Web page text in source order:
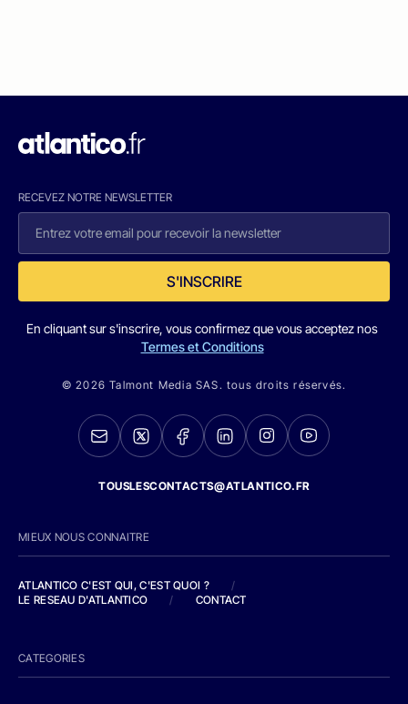
RECEVEZ NOTRE NEWSLETTER
S'INSCRIRE
En cliquant sur s'inscrire, vous confirmez que vous acceptez nos
Termes et Conditions
© 2026 Talmont Media SAS. tous droits réservés.
TOUSLESCONTACTS@ATLANTICO.FR
MIEUX NOUS CONNAITRE
ATLANTICO C'EST QUI, C'EST QUOI ?
/
LE RESEAU D'ATLANTICO
/ CONTACT
CATEGORIES